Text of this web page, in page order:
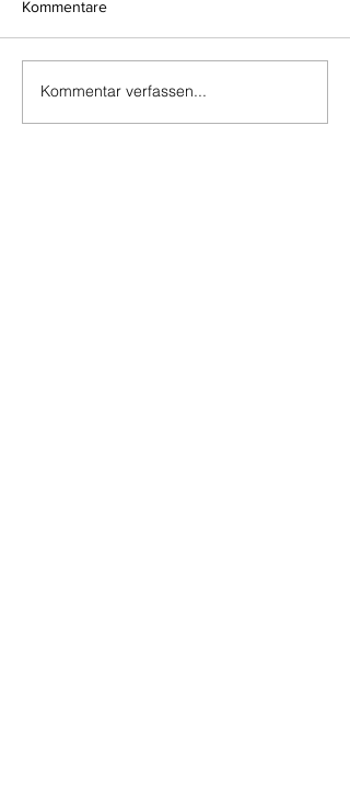
Kommentare
Kommentar verfassen...